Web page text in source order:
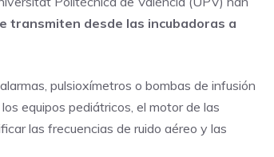
transmiten desde las incubadoras a
pulsioxímetros o bombas de infusión
equipos pediátricos, el motor de las
las frecuencias de ruido aéreo y las